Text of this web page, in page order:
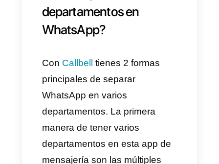
Al disponer de varias marcas es
lógico que una empresa cuente
con varios números para
gestionar el soporte y la
atención en cada una de ellas.
En este caso la posibilidad de
agregar cada número de
WhatsApp a una sola